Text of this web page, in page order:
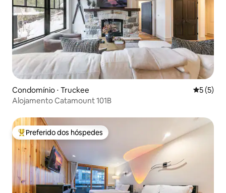
Condomínio ⋅ Truckee 5 de
5 (5)
Alojamento Catamount 101B
Entre os melhores preferidos dos hóspedes
Preferido dos hóspedes